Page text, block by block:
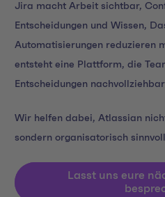
Jira macht Arbeit sichtbar,
Entscheidungen und Wissen,
Automatisierungen reduzieren
entsteht eine Plattform, die
Entscheidungen
Wir helfen dabei, Atlassian
sondern organisatorisch
Lasst uns eure